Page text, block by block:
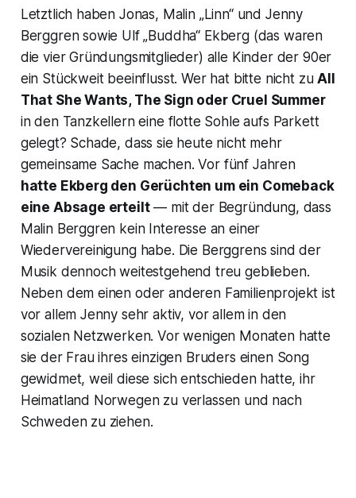
Letztlich haben Jonas, Malin „Linn“ und Jenny
Berggren sowie Ulf „Buddha“ Ekberg (das waren
die vier Gründungsmitglieder) alle Kinder der 90er
ein Stückweit beeinflusst. Wer hat bitte nicht zuAll
That She Wants, The Sign oder Cruel Summer
in den Tanzkellern eine flotte Sohle aufs Parkett
gelegt? Schade, dass sie heute nicht mehr
gemeinsame Sache machen. Vor fünf Jahren
hatte Ekberg den Gerüchten um ein Comeback
eine Absage erteilt— mit der Begründung, dass
Malin Berggren kein Interesse an einer
Wiedervereinigung habe. Die Berggrens sind der
Musik dennoch weitestgehend treu geblieben.
Neben dem einen oder anderen Familienprojekt ist
vor allem Jenny sehr aktiv, vor allem in den
sozialen Netzwerken. Vor wenigen Monaten hatte
sie der Frau ihres einzigen Bruders einen Song
gewidmet, weil diese sich entschieden hatte, ihr
Heimatland Norwegen zu verlassen und nach
Schweden zu ziehen.